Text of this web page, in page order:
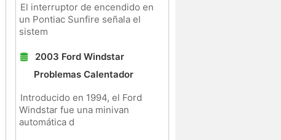
El interruptor de encendido en
un Pontiac Sunfire señala el
sistem
2003 Ford Windstar
Problemas Calentador
Introducido en 1994, el Ford
Windstar fue una minivan
automática d